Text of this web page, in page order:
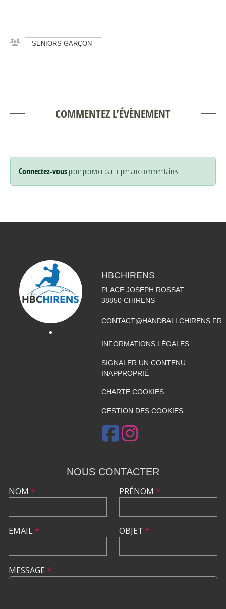
SENIORS GARÇON
COMMENTEZ L’ÉVÈNEMENT
Connectez-vouspour pouvoir participer aux commentaires.
HBCHIRENS
PLACE JOSEPH ROSSAT
38850 CHIRENS
CONTACT@HANDBALLCHIRENS.FR
INFORMATIONS LÉGALES
SIGNALER UN CONTENU
INAPPROPRIÉ
CHARTE COOKIES
GESTION DES COOKIES
NOUS CONTACTER
NOM *
EMAIL*
PRÉNOM *
OBJET *
MESSAGE *